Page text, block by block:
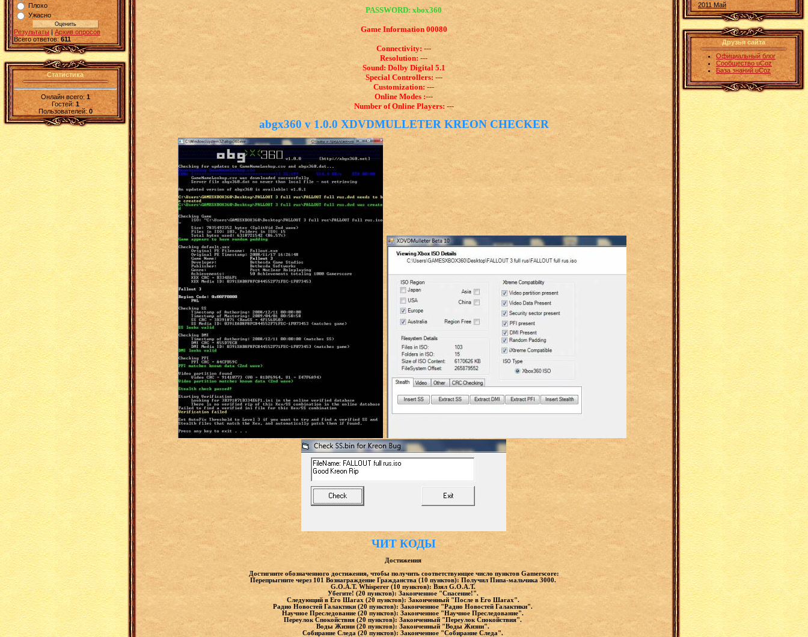
Плохо
Ужасно
Результаты | Архив опросов
Всего ответов: 611
Статистика
Онлайн всего:1
Гостей:1
Пользователей: 0
PASSWORD: xbox360
Game Information 00080
Connectivity: ---
Resolution: ---
Sound: Dolby Digital 5.1
Special Controllers: ---
Customization: ---
Online Modes :---
Number of Online Players: ---
abgx360 v 1.0.0 XDVDMULLETER KREON CHECKER
ЧИТ КОДЫ
Достижения
Достигните обозначенного достижения, чтобы получить соответствующее число пунктов Gamerscore:
Перепрыгните через 101 Вознаграждение Гражданства (10 пунктов): Получил Пипа-мальчика 3000.
G.O.A.T. Whisperer (10 пунктов): Взял G.O.A.T.
Убегите! (20 пунктов): Законченное "Спасение!".
Следующий в Его Шагах (20 пунктов): Законченный "После в Его Шагах".
Радио Новостей Галактики (20 пунктов): Законченное "Радио Новостей Галактики".
Научное Преследование (20 пунктов): Законченное "Научное Преследование".
Переулок Спокойствия (20 пунктов): Законченный "Переулок Спокойствия".
Воды Жизни (20 пунктов): Законченный "Воды Жизни".
Собирание Следа (20 пунктов): Законченное "Собирание Следа".
2011 Май
Друзья сайта
Официальный блог
Сообщество uCoz
База знаний uCoz